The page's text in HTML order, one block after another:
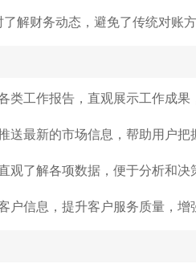
解财务动态，避免了传统对账方
类工作报告，直观展示工作成果
最新的市场信息，帮助用户把
了解各项数据，便于分析和决
信息，提升客户服务质量，增